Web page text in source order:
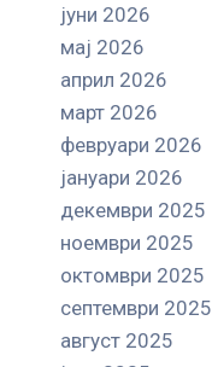
јуни 2026
мај 2026
април 2026
март 2026
февруари 2026
јануари 2026
декември 2025
ноември 2025
октомври 2025
септември 2025
август 2025